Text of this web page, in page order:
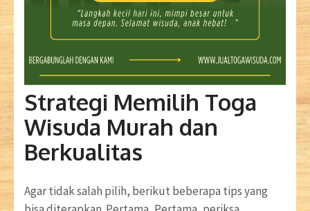
Strategi Memilih Toga
Wisuda Murah dan
Berkualitas
Agar tidak salah pilih, berikut beberapa tips yang